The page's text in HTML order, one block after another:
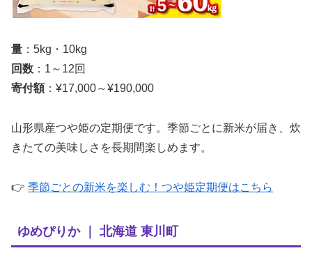
量 ：5kg・10kg
回数 ：1～12回
寄付額：¥17,000～¥190,000
山形県産つや姫の定期便です。季節ごとに新米が届き、炊
きたての美味しさを長期間楽しめます。
👉 季節ごとの新米を楽しむ！つや姫定期便はこちら
ゆめぴりか ｜ 北海道 東川町